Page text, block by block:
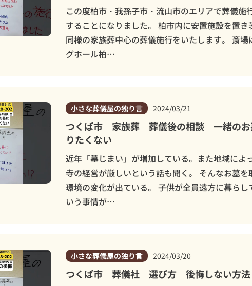
この度柏市・我孫子市・流山市のエリアで葬儀施
することになりました。 柏市内に安置施設を置き
同様の家族葬中心の葬儀施行をいたします。 斎場
グホール柏…
小さな葬儀屋の独り言 2024/03/21
つくば市 家族葬 葬儀後の相談 一緒のお
りたくない
近年「墓じまい」が増加している。また地域によ
寺の経営が厳しいという話も聞く。 そんなお墓を
環境の変化が出ている。 子供が全員遠方に暮らし
いう事情が…
小さな葬儀屋の独り言 2024/03/20
つくば市 葬儀社 選び方 後悔しない方法